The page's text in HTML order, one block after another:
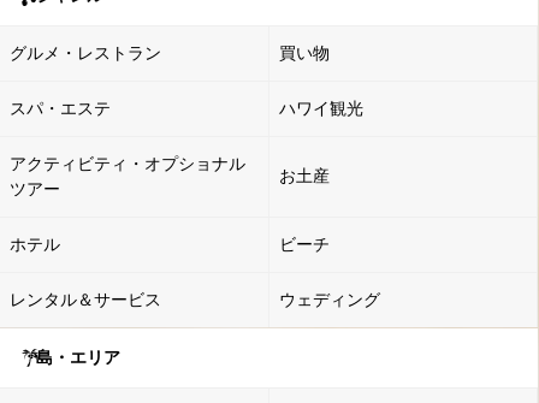
グルメ・レストラン 買い物
スパ・エステ ハワイ観光
アクティビティ・オプショナル
ツアー
お土産
ホテル ビーチ
レンタル＆サービス ウェディング
島・エリア